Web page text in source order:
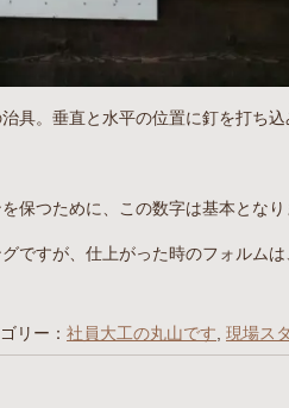
具。垂直と水平の位置に釘を打ち込
保つために、この数字は基本となり
ですが、仕上がった時のフォルム
リー： 社員大工の丸山です 現場ス